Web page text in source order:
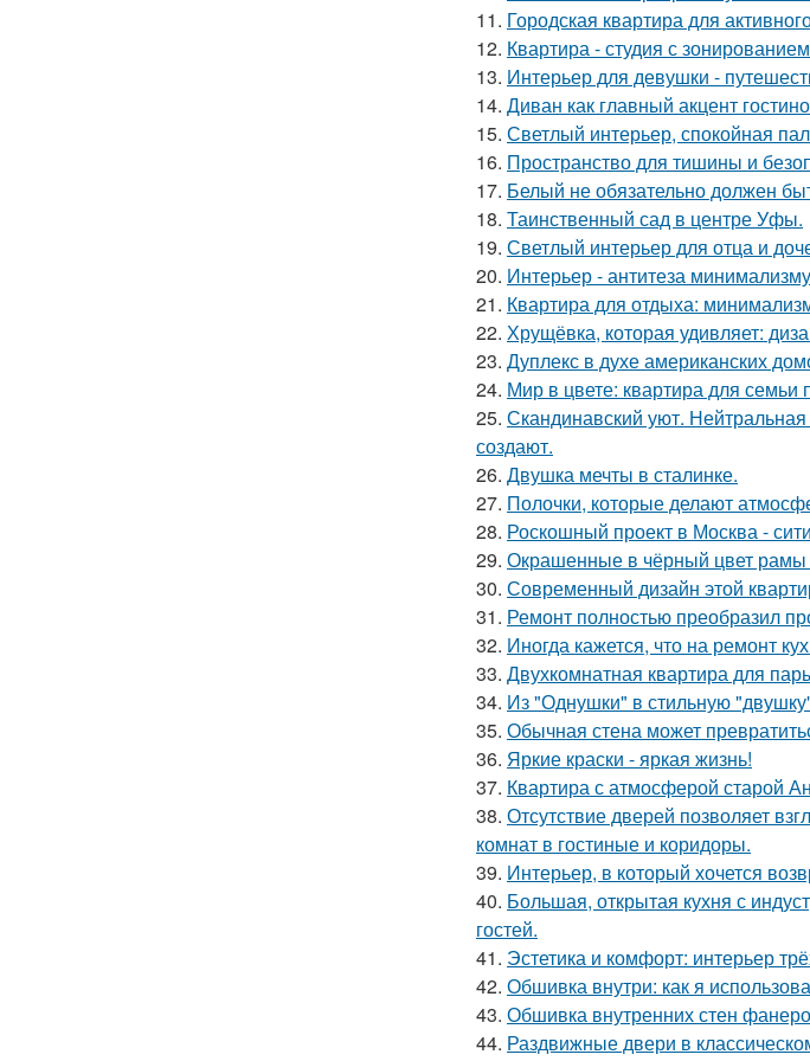
11. Городская квартира для
12. Квартира - студия с
13. Интерьер для девушки -
14. Диван как главный акцент
15. Светлый интерьер, спокойная
16. Пространство для тишины и
17. Белый не обязательно должен
18. Таинственный сад в центре Уфы.
19. Светлый интерьер для отца и
20. Интерьер - антитеза
21. Квартира для отдыха:
22. Хрущёвка, которая удивляет:
23. Дуплекс в духе американских
24. Мир в цвете: квартира для семьи
25. Скандинавский уют.
создают.
26. Двушка мечты в сталинке.
27. Полочки, которые делают
28. Роскошный проект в Москва -
29. Окрашенные в чёрный цвет рамы
30. Современный дизайн этой
31. Ремонт полностью преобразил
32. Иногда кажется, что на ремонт
33. Двухкомнатная квартира для
34. Из "Однушки" в стильную
35. Обычная стена может
36. Яркие краски - яркая жизнь!
37. Квартира с атмосферой старой
38. Отсутствие дверей позволяет
комнат в гостиные и коридоры.
39. Интерьер, в который хочется
40. Большая, открытая кухня с
гостей.
41. Эстетика и комфорт: интерьер
42. Обшивка внутри: как я
43. Обшивка внутренних стен
44. Раздвижные двери в